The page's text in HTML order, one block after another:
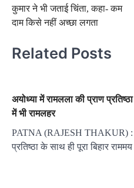
कुमार ने भी जताई चिंता, कहा- कम
दाम किसे नहीं अच्छा लगता
Related Posts
अयोध्या में रामलला की प्राण
में भी रामलहर
PATNA (RAJESH THAKUR) :
प्रतिष्ठा के साथ ही पूरा बिहार